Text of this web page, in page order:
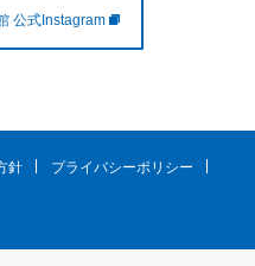
公式Instagram
針 プライバシーポリシー